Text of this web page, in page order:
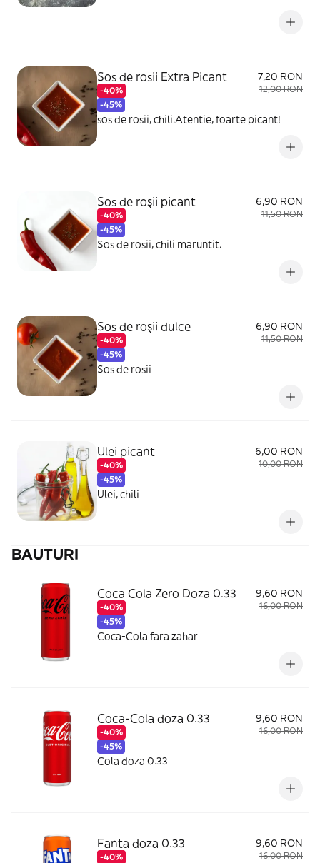
Sos de rosii Extra Picant
-40%
-45%
7,20 RON
12,00 RON
sos de rosii, chili.Atentie, foarte picant!
Sos de roşii picant
-40%
-45%
6,90 RON
11,50 RON
Sos de rosii, chili maruntit.
Sos de roşii dulce
-40%
-45%
6,90 RON
11,50 RON
Sos de rosii
Ulei picant
-40%
-45%
6,00 RON
10,00 RON
Ulei, chili
BAUTURI
Coca Cola Zero Doza 0.33
-40%
-45%
9,60 RON
16,00 RON
Coca-Cola fara zahar
Coca-Cola doza 0.33
-40%
-45%
9,60 RON
16,00 RON
Cola doza 0.33
Fanta doza 0.33
-40%
9,60 RON
16,00 RON